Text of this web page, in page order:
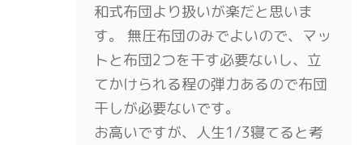
和式布団より扱いが楽だと思いま
す。 無圧布団のみでよいので、マッ
トと布団2つを干す必要ないし、立
てかけられる程の弾力あるので布団
干しが必要ないです。
お高いですが、人生1/3寝てると考